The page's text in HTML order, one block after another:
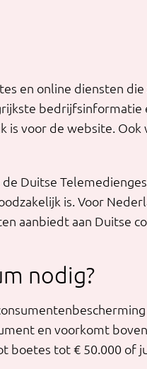
en online diensten
bedrijfsinformatie
is voor de website. Ook
Duitse
is. Voor
aanbiedt aan Duitse
nodig?
en voorkomt
boetes tot € 50.000 of